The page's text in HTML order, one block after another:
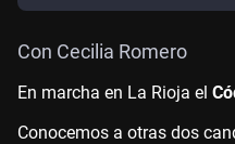
Con Cecilia Romero
En marcha en La Rioja el
Conocemos a otras dos